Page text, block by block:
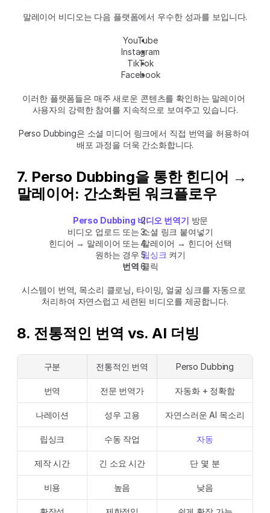
말레이어 비디오는 다음 플랫폼에서 우수한 성과를 보입니다.
YouTube
Instagram
TikTok
Facebook
이러한 플랫폼들은 매주 새로운 콘텐츠를 확인하는 말레이어
사용자의 강력한 참여를 지속적으로 보여주고 있습니다.
Perso Dubbing은 소셜 미디어 링크에서 직접 번역을 허용하여
배포 과정을 더욱 간소화합니다.
7. Perso Dubbing을 통한 힌디어 →
말레이어: 간소화된 워크플로우
Perso Dubbing 비디오 번역기 방문
비디오 업로드 또는 소셜 링크 붙여넣기
힌디어 → 말레이어 또는 말레이어 → 힌디어 선택
원하는 경우 립싱크 켜기
번역 클릭
시스템이 번역, 목소리 클로닝, 타이밍, 얼굴 싱크를 자동으로
처리하여 자연스럽고 세련된 비디오를 제공합니다.
8. 전통적인 번역 vs. AI 더빙
구분 전통적인 번역 Perso Dubbing
번역 전문 번역가 자동화 + 정확함
나레이션 성우 고용 자연스러운 AI 목소리
립싱크 수동 작업 자동
제작 시간 긴 소요 시간 단 몇 분
비용 높음 낮음